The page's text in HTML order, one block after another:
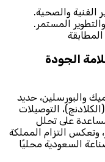
الفنية والصحية.
المستمر.
الجودة
والبورسلين، حديد
(الكلادنج)، التوصيلات
على تحلل
وتعكس التزام المملكة
السعودية محليًا